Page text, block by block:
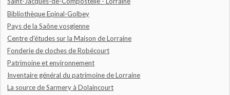
Bibliothèque Epinal-Golbey
Pays de la Saône vosgienne
Centre d'études sur la Maison de Lorraine
Fonderie de cloches de Robécourt
Patrimoine et environnement
Inventaire général du patrimoine de Lorraine
La source de Sarmery à Dolaincourt